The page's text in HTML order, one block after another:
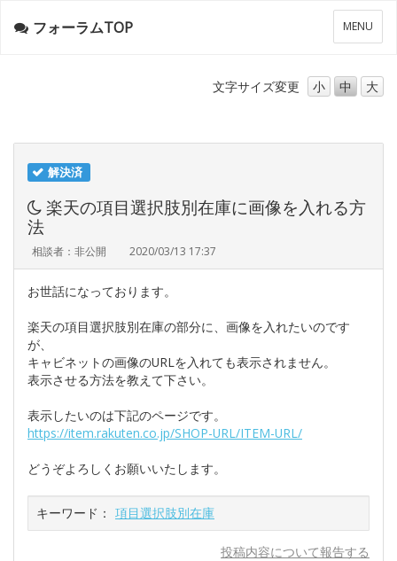
メ
ニ
ー
MENU
フォーラムTOP
文字サイズ変更 小 中 大
解決済
楽天の項目選択肢別在庫に画像を入れる方
法
相談者：非公開 2020/03/13 17:37
お世話になっております。
楽天の項目選択肢別在庫の部分に、画像を入れたいのです
が、
キャビネットの画像のURLを入れても表示されません。
表示させる方法を教えて下さい。
表示したいのは下記のページです。
https://item.rakuten.co.jp/SHOP-URL/ITEM-URL/
どうぞよろしくお願いいたします。
キーワード： 項目選択肢別在庫
投稿内容について報告する